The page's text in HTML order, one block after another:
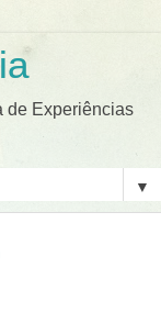
de Experiências
▼